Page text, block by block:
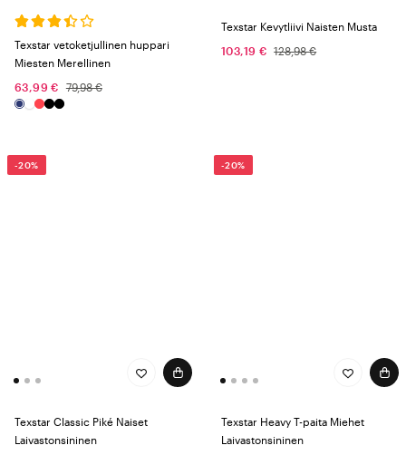
Texstar vetoketjullinen huppari
Miesten Merellinen
63,99 €
79,98 €
Texstar Kevytliivi Naisten Musta
103,19 € 128,98 €
-20%
Texstar Classic Piké Naiset
Laivastonsininen
-20%
Texstar Heavy T-paita Miehet
Laivastonsininen